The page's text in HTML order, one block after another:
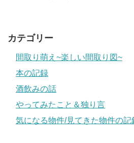
カテゴリー
間取り萌え~楽しい間取り図~
本の記録
酒飲みの話
やってみたこと＆独り言
気になる物件/見てきた物件の記